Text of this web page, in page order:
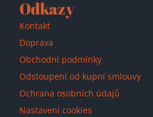
Odkazy
Kontakt
Doprava
Obchodní podmínky
Odstoupení od kupní smlouvy
Ochrana osobních údajů
Nastavení cookies